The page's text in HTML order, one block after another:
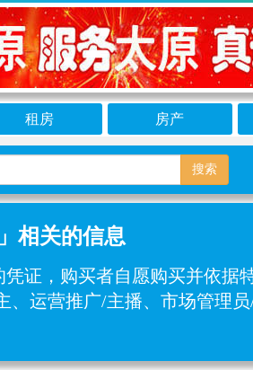
租房 房产
搜索
相关的信息
证，购买者自愿购买并依据
运营推广/主播、市场管理